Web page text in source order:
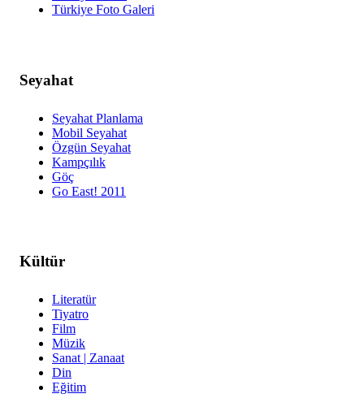
Türkiye Foto Galeri
Seyahat
Seyahat Planlama
Mobil Seyahat
Özgün Seyahat
Kampçılık
Göç
Go East! 2011
Kültür
Literatür
Tiyatro
Film
Müzik
Sanat | Zanaat
Din
Eğitim